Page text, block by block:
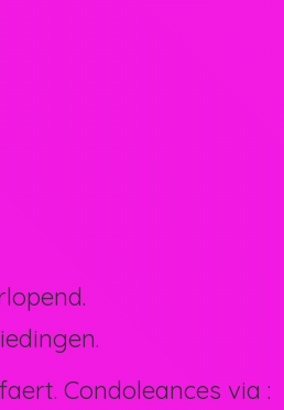
Condoleances via :